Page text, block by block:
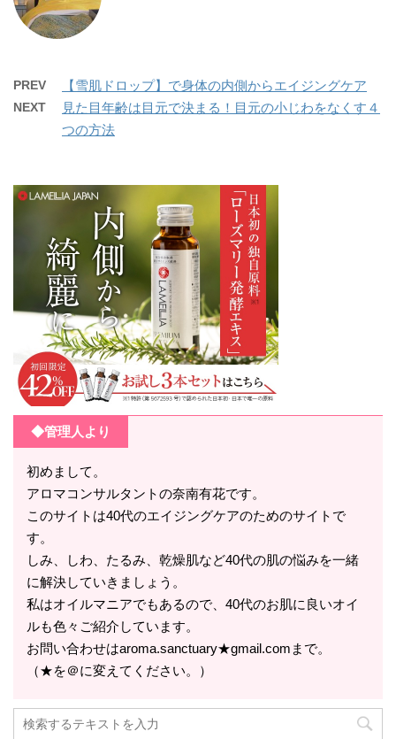
PREV 【雪肌ドロップ】で身体の内側からエイジングケア
NEXT
見た目年齢は目元で決まる！目元の小じわをなくす４
つの方法
◆管理人より
初めまして。
アロマコンサルタントの奈南有花です。
このサイトは40代のエイジングケアのためのサイトで
す。
しみ、しわ、たるみ、乾燥肌など40代の肌の悩みを一緒
に解決していきましょう。
私はオイルマニアでもあるので、40代のお肌に良いオイ
ルも色々ご紹介しています。
お問い合わせはaroma.sanctuary★gmail.comまで。
（★を＠に変えてください。）